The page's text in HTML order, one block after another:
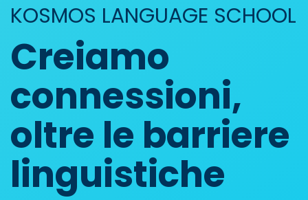
KOSMOS LANGUAGE SCHOOL
Creiamo
connessioni,
oltre le barriere
linguistiche